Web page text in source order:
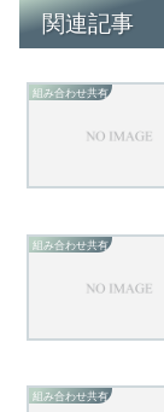
関連記事
組み合わせ共有
組み合わせ共有
組み合わせ共有